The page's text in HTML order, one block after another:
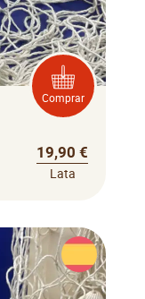
Comprar
19,90 €
Lata